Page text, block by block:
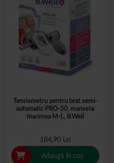
Tensiometru pentru brat semi-
automatic PRO-30, manseta
marimea M-L, B.Well
184,90 Lei
Adaugă în coș